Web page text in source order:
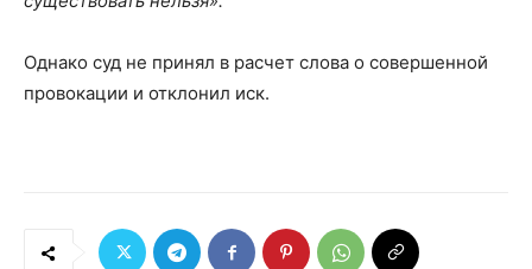
Однако суд не принял в расчет слова о совершенной
провокации и отклонил иск.